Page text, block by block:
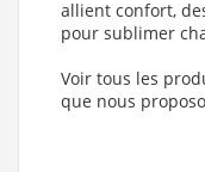
allient confort,
pour sublimer
Voir tous les
que nous